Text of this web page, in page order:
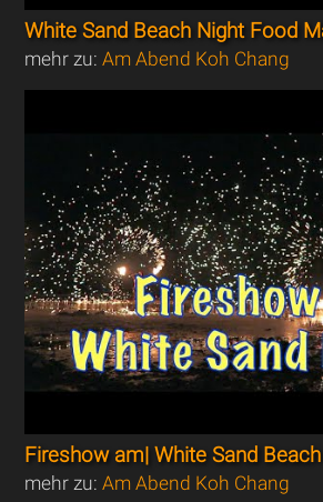
White Sand Beach Night Food
mehr zu:Am Abend Koh Chang
Fireshow am| White Sand Beach
mehr zu:Am Abend Koh Chang